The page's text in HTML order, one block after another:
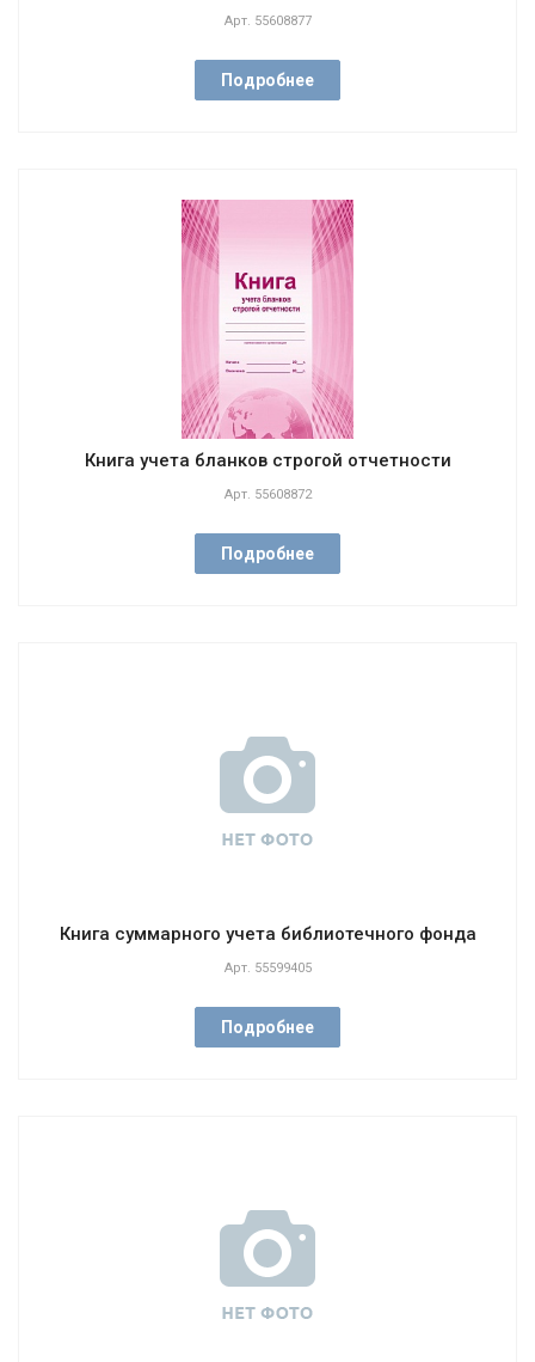
Арт. 55608877
Подробнее
Книга учета бланков строгой отчетности
Арт. 55608872
Подробнее
Книга суммарного учета библиотечного фонда
Арт. 55599405
Подробнее